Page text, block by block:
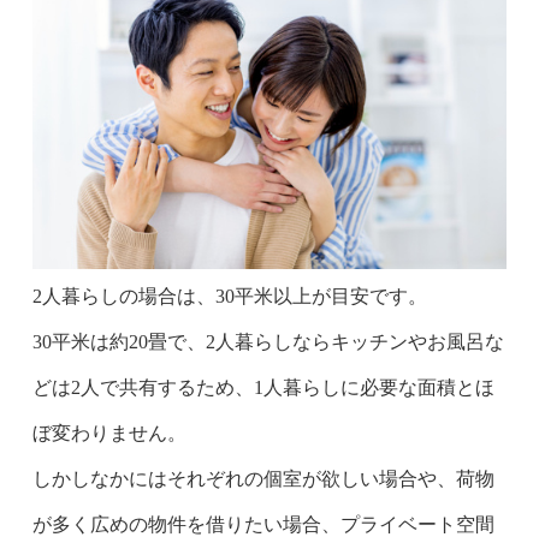
2人暮らしの場合は、30平米以上が目安です。
30平米は約20畳で、2人暮らしならキッチンやお風呂な
どは2人で共有するため、1人暮らしに必要な面積とほ
ぼ変わりません。
しかしなかにはそれぞれの個室が欲しい場合や、荷物
が多く広めの物件を借りたい場合、プライベート空間